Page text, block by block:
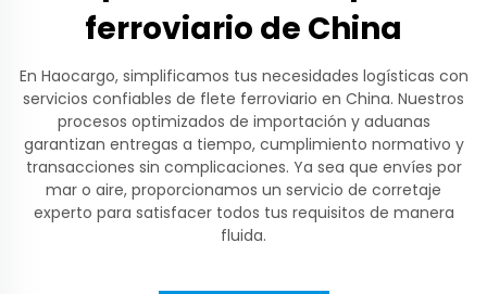
ferroviario de China
En Haocargo, simplificamos tus necesidades logísticas con
servicios confiables de flete ferroviario en China. Nuestros
procesos optimizados de importación y aduanas
garantizan entregas a tiempo, cumplimiento normativo y
transacciones sin complicaciones. Ya sea que envíes por
mar o aire, proporcionamos un servicio de corretaje
experto para satisfacer todos tus requisitos de manera
fluida.